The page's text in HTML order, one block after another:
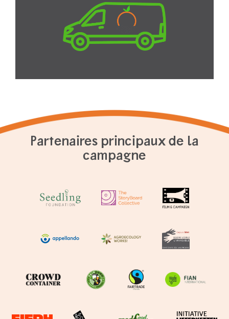
Partenaires principaux de la
campagne